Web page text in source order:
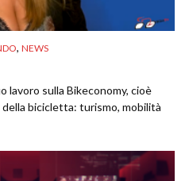
, NEWS
lavoro sulla Bikeconomy, cioè
della bicicletta: turismo, mobilità